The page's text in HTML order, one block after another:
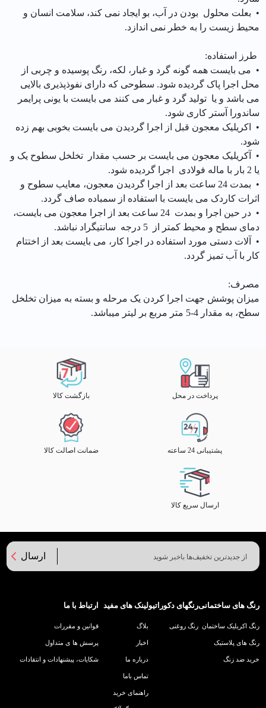
• بعلت محلول بودن در آب، بو ایجاد نمی کند، سلامت انسان و
محیط زیست را به خطر نمی اندازد.
طرز استفاده:
• می بایست همه گونه گرد و غبار، لکه، رنگ پوسیده و چربی از
محل اجرا پاک گردیده شود. سطوحی که دارای نفوذپذیری بالایی
می باشد و یا تولید گرد و غبار می کنند می بایست با یونی پرایمر
ساندورا آستر کاری شود.
• اکریلیک معجون قبل از اجرا گردیدن می بایست بخوبی بهم زده
شود.
• آکریلیک معجون می بایست بر حسب مقدار تخلخل سطوح یک و
یا 2 بار با ماله فولادی اجرا گردیده شود.
• بمدت 24 ساعت بعد از اجرا گردیدن معجون، معایب سطوح و
اثرات کاردک می بایست با استفاده از سمباده صاف گردد.
• در حین اجرا و بمدت 24 ساعت بعد از اجرا معجون می بایست،
دمای سطح و محیط کمتر از 5 درجه سانتیگراد نباشد.
• آلات دستی مورد استفاده در اجرا کار، می بایست بعد از اختتام
کار با آب تمیز گردد.
مصرف:
ميزان پوشش جهت اجرا کردن یک مرحله و بسته به میزان تخلخل
سطح، به مقدار 4-5 متر مربع بر ليتر ميباشد.
پرداخت در محل بازگشت کالا
پشتیبانی 24 ساعته ضمانت اصالت کالا
ارسال سریع کالا
ارسال
رنگ های ساختمانی
رنگ اکریلیک ساختمان
رنگ های پلاستیک
خرید ضد زنگ
رنگهای دکوراتیو
رنگ روغنی
لینک های مفید
بلاگ
اخبار
درباره ما
تماس باما
راهنمای خرید
ارتباط با ما
قوانین و مقررات
پرسش ها ی متداول
شکایات، پیشنهادات و انتقادات